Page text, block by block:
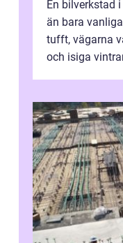
En bilverkstad
än bara
tufft, vägarna
och isiga